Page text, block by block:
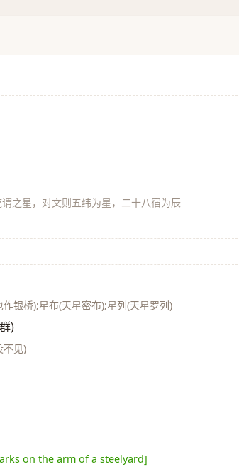
之星，对文则五纬为星，二十八宿为辰
银桥);星布(天星密布);星列(天星罗列)
)
不见)
on the arm of a steelyard]